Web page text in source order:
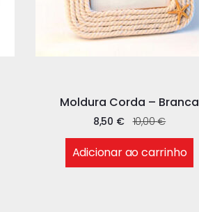
Moldura Corda – Branca
10,00€
8,50 €
Adicionar ao carrinho